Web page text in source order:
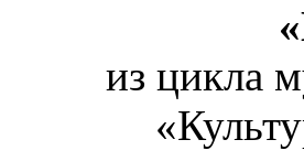
из цикла